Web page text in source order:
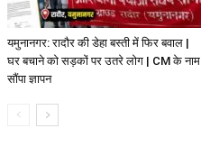
यमुनानगर: रादौर की डेहा बस्ती में फिर बवाल |
घर बचाने को सड़कों पर उतरे लोग | CM के नाम
सौंपा ज्ञापन